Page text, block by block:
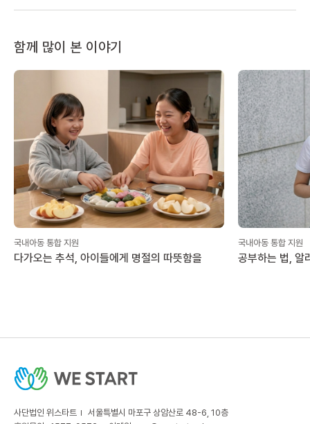
함께 많이 본 이야기
국내아동 통합 지원
다가오는 추석, 아이들에게 명절의 따뜻함을
국내아동 통합 지원
공부하는 법, 알
사단법인 위스타트
서울특별시 마포구 상암산로 48-6, 10층